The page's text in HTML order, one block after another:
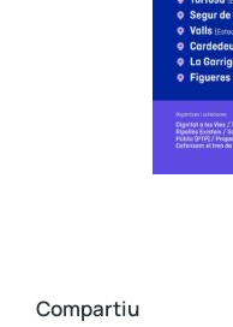
Compartiu